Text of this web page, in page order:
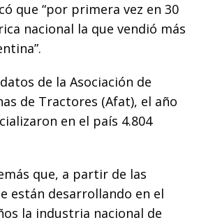
que “por primera vez en 30
nacional la que vendió más
de la Asociación de
de Tractores (Afat), el año
en el país 4.804
que, a partir de las
están desarrollando en el
la industria nacional de